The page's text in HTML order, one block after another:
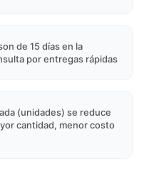
de 15 días en la
por entregas rápidas
(unidades) se reduce
cantidad, menor costo